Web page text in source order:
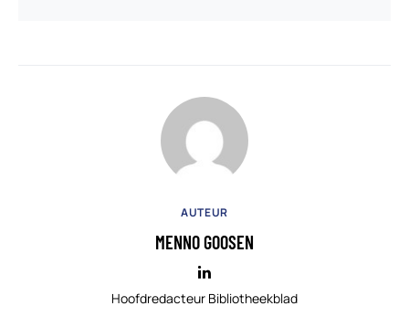
AUTEUR
MENNO GOOSEN
Hoofdredacteur Bibliotheekblad